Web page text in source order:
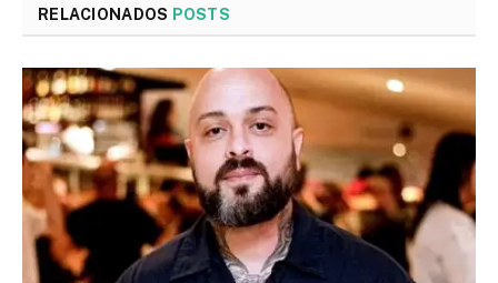
RELACIONADOS POSTS